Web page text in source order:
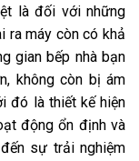
là đối với những
ra máy còn có khả
gian bếp nhà bạn
không còn bị ám
đó là thiết kế hiện
động ổn định và
sự trải nghiệm